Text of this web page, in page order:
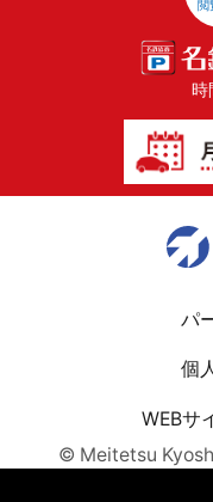
閲
時
パ
個
WEBサ
© Meitetsu